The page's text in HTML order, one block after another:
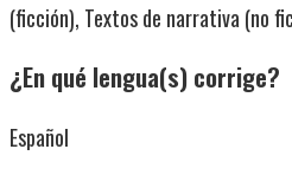
(ficción), Textos de narrativa (no
¿En qué lengua(s) corrige?
Español